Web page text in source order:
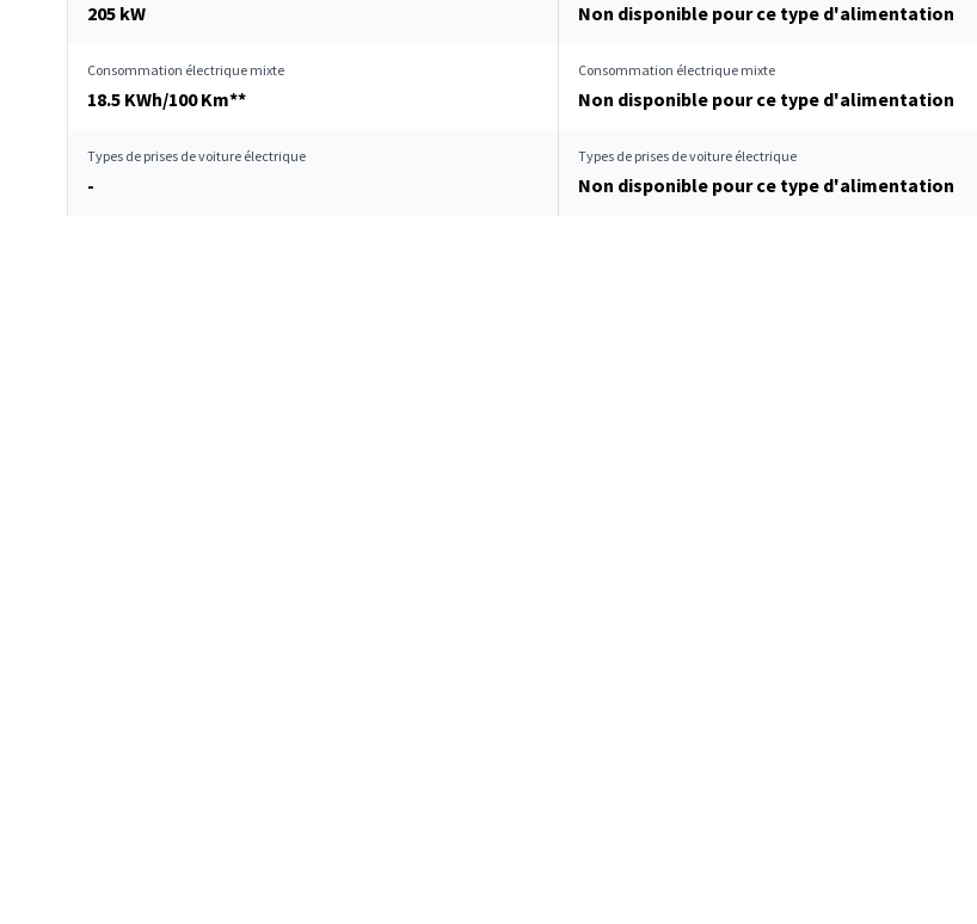
205 kW Non disponible pour ce type d'alimentation
Consommation électrique mixte
18.5 KWh/100 Km**
Consommation électrique mixte
Non disponible pour ce type d'alimentation
Types de prises de voiture électrique
-
Types de prises de voiture électrique
Non disponible pour ce type d'alimentation